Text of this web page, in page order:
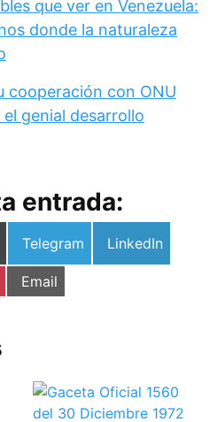
que ver en Venezuela:
donde la naturaleza
cooperación con ONU
genial desarrollo
entrada:
Compartir
Telegram
Compartir
LinkedIn
Compartir
en
Email